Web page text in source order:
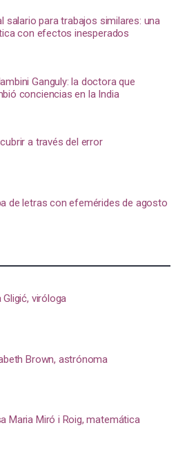
salario para trabajos similares: una
con efectos inesperados
Ganguly: la doctora que
conciencias en la India
a través del error
de letras con efemérides de agosto
Gligić, viróloga
Brown, astrónoma
Maria Miró i Roig, matemática